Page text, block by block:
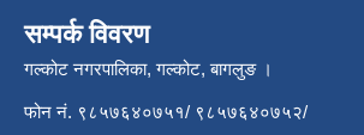
सम्पर्क विवरण
गल्कोट नगरपालिका, गल्कोट, बागलुङ ।
फोन नं. ९८५७६४०७५१/ ९८५७६४०७५२/